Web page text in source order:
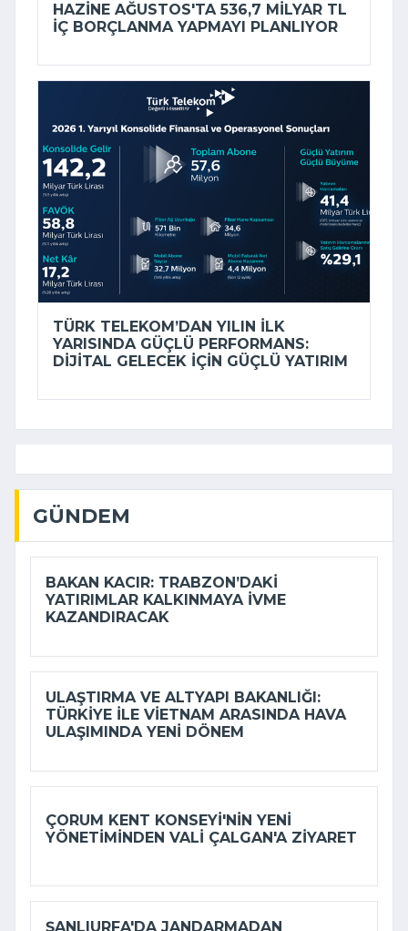
HAZINE AĞUSTOS'TA 536,7 MILYAR TL
IÇ BORÇLANMA YAPMAYI PLANLIYOR
TÜRK TELEKOM’DAN YILIN ILK
YARISINDA GÜÇLÜ PERFORMANS:
DIJITAL GELECEK IÇIN GÜÇLÜ YATIRIM
GÜNDEM
BAKAN KACIR: TRABZON’DAKI
YATIRIMLAR KALKINMAYA IVME
KAZANDIRACAK
ULAŞTIRMA VE ALTYAPI BAKANLIĞI:
TÜRKIYE ILE VIETNAM ARASINDA HAVA
ULAŞIMINDA YENI DÖNEM
ÇORUM KENT KONSEYI'NIN YENI
YÖNETIMINDEN VALI ÇALGAN'A ZIYARET
ŞANLIURFA'DA JANDARMADAN